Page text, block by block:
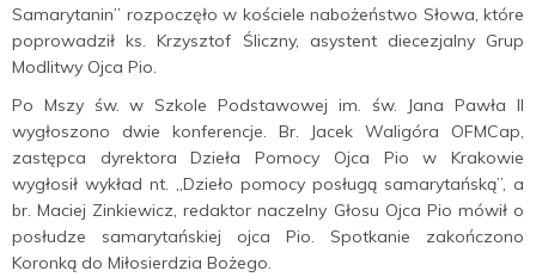
Samarytanin” rozpoczęło w kościele nabożeństwo Słowa, które
poprowadził ks. Krzysztof Śliczny, asystent diecezjalny Grup
Modlitwy Ojca Pio.
Po Mszy św. w Szkole Podstawowej im. św. Jana Pawła II
wygłoszono dwie konferencje. Br. Jacek Waligóra OFMCap,
zastępca dyrektora Dzieła Pomocy Ojca Pio w Krakowie
wygłosił wykład nt. „Dzieło pomocy posługą samarytańską”, a
br. Maciej Zinkiewicz, redaktor naczelny Głosu Ojca Pio mówił o
posłudze samarytańskiej ojca Pio. Spotkanie zakończono
Koronką do Miłosierdzia Bożego.